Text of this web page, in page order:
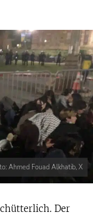
Ahmed Fouad Alkhatib, X
Der